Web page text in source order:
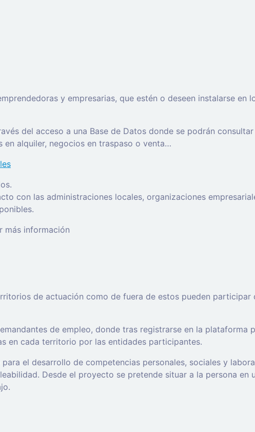
y empresarias, que estén o deseen instalarse
del acceso a una Base de Datos donde se podrán
alquiler, negocios en traspaso o venta…
con las administraciones locales, organizaciones
más información
de actuación como de fuera de estos pueden
de empleo, donde tras registrarse en la
en cada territorio por las entidades participantes.
el desarrollo de competencias personales, sociales y
Desde el proyecto se pretende situar a la persona